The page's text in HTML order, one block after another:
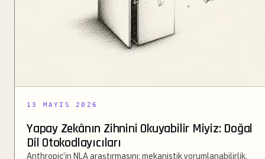
13 MAYIS 2026
Yapay Zekânın Zihnini Okuyabilir Miyiz: Doğal
Dil Otokodlayıcıları
Anthropic’in NLA araştırmasını; mekanistik yorumlanabilirlik,